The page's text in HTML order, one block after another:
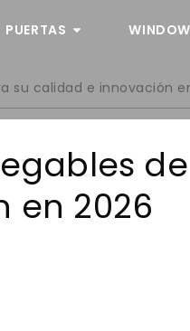
PUERTAS
su calidad e innovación
en 2026